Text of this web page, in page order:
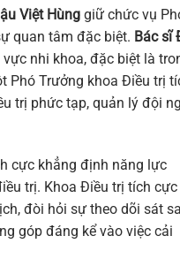
Việt Hùng giữ chức vụ
quan tâm đặc biệt. Bác sĩ
nhi khoa, đặc biệt là
Phó Trưởng khoa Điều trị
trị phức tạp, quản lý đội
cực khẳng định năng lực
trị. Khoa Điều trị tích cực
đòi hỏi sự theo dõi sát
góp đáng kể vào việc cải